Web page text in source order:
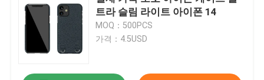
트라 슬림 라이트 아이폰 14
MOQ：500PCS
가격：4.5USD